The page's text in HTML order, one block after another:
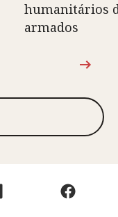
humanitários
armados